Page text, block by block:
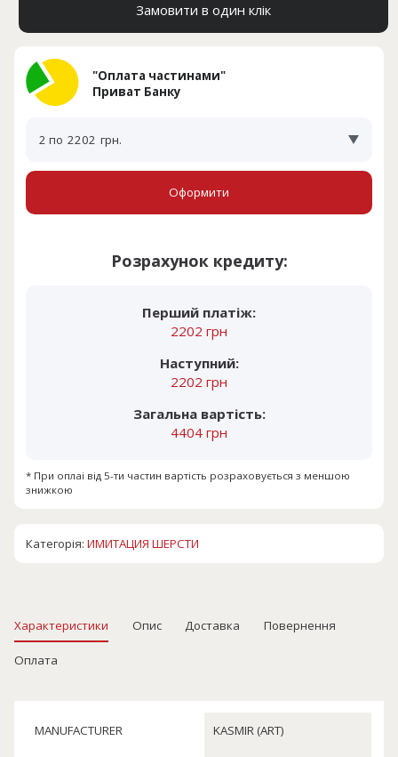
Замовити в один клік
"Оплата частинами"
Приват Банку
2 по 2202 грн.
Оформити
Розрахунок кредиту:
Перший платіж:
2202 грн
Наступний:
2202 грн
Загальна вартість:
4404 грн
* При оплаі від 5-ти частин вартість розраховується з меншою
знижкою
Категорія:ИМИТАЦИЯ ШЕРСТИ
Характеристики Опис Доставка Повернення
Оплата
MANUFACTURER KASMIR (ART)